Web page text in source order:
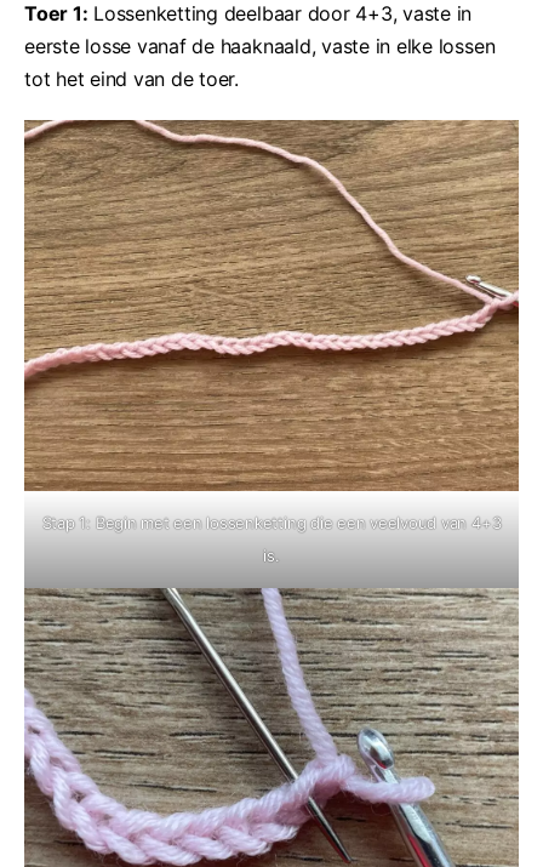
Toer 1: Lossenketting deelbaar door 4+3, vaste in
eerste losse vanaf de haaknaald, vaste in elke lossen
tot het eind van de toer.
Stap 1: Begin met een lossenketting die een veelvoud van 4+3
is.